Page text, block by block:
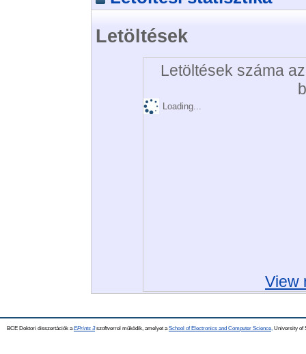
Letöltések
Letöltések száma
Loading...
View
BCE Doktori disszertációk a EPrints 3szoftverrel működik, amelyet a School of Electronics and Computer Science, University of